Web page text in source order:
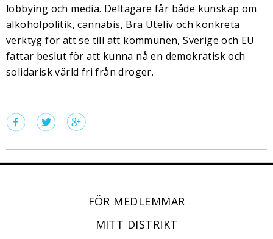
lobbying och media. Deltagare får både kunskap om
alkoholpolitik, cannabis, Bra Uteliv och konkreta
verktyg för att se till att kommunen, Sverige och EU
fattar beslut för att kunna nå en demokratisk och
solidarisk värld fri från droger.
FÖR MEDLEMMAR
MITT DISTRIKT